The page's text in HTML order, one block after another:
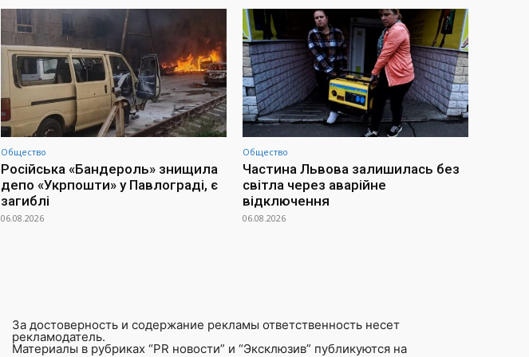
Общество
Російська «Бандероль» знищила
депо «Укрпошти» у Павлограді, є
загиблі
06.08.2026
Общество
Частина Львова залишилась без
світла через аварійне
відключення
06.08.2026
За достоверность и содержание рекламы ответственность несет
рекламодатель.
Материалы в рубриках “PR новости” и “Эксклюзив” публикуются на